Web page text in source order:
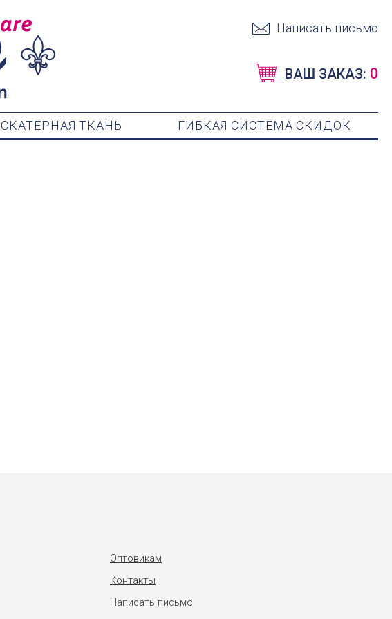
Написать письмо
ВАШ ЗАКАЗ: 0
СКАТЕРНАЯ ТКАНЬ ГИБКАЯ СИСТЕМА СКИДОК
Оптовикам
Контакты
Написать письмо